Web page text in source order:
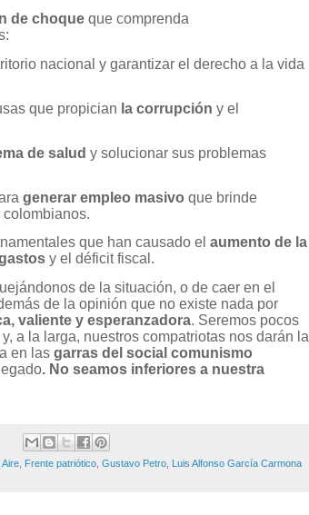
de choque que comprenda
nacional y garantizar el derecho a la vida
que propician la corrupción y el
de salud y solucionar sus problemas
generar empleo masivo que brinde
que han causado el aumento de la
y el déficit fiscal.
de la situación, o de caer en el
de la opinión que no existe nada por
valiente y esperanzadora. Seremos pocos
a la larga, nuestros compatriotas nos darán la
en las garras del social comunismo
. No seamos inferiores a nuestra
Aire Frente patriótico Gustavo Petro Luis Alfonso García Carmona